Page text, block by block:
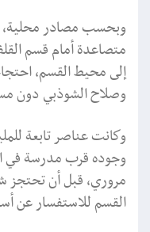
وبحسب مصادر محلية،
متصاعدة أمام قسم
إلى محيط القسم،
وصلاح الشوذبي دون
وكانت عناصر تابعة
وجوده قرب مدرسة في
مروري، قبل أن تحتجز
القسم للاستفسار عن